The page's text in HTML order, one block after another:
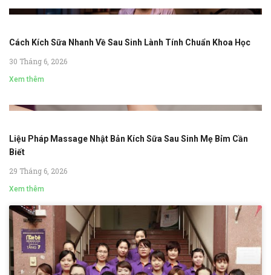
Cách Kích Sữa Nhanh Về Sau Sinh Lành Tính Chuẩn Khoa Học
30 Tháng 6, 2026
Xem thêm
Liệu Pháp Massage Nhật Bản Kích Sữa Sau Sinh Mẹ Bỉm Cần
Biết
29 Tháng 6, 2026
Xem thêm